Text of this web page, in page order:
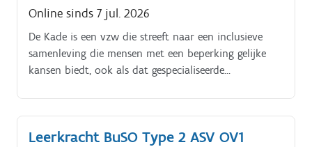
Online sinds 7 jul. 2026
De Kade is een vzw die streeft naar een inclusieve
samenleving die mensen met een beperking gelijke
kansen biedt, ook als dat gespecialiseerde
onderwijs aan jongeren met autisme, een visuele
beperking, een auditieve beperking en/of een spraak-
en taalontwikkelingsstoornis en aan leerlingen met
Leerkracht BuSO Type 2 ASV OV1